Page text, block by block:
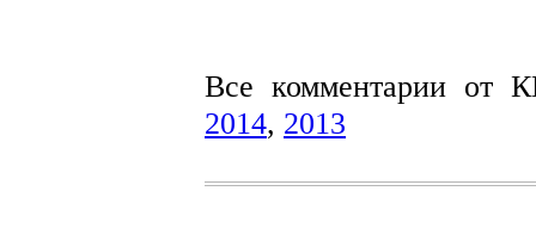
Все комментарии от
2014, 2013